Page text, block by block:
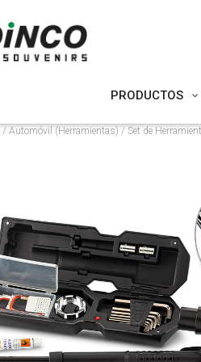
PRODUCTOS
/ Automóvil (Herramientas) / Set de